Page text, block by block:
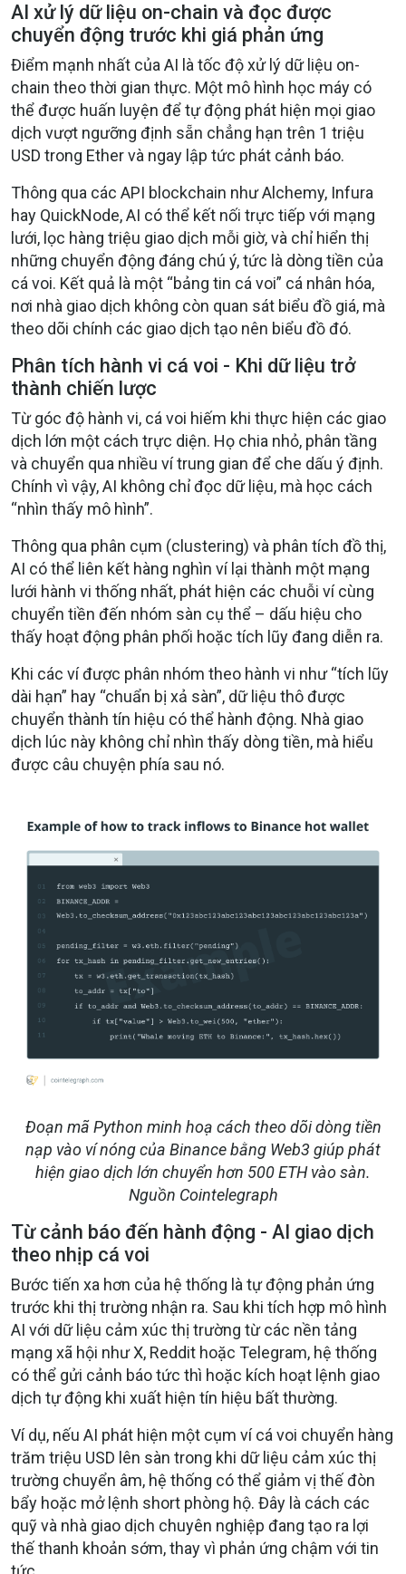
AI xử lý dữ liệu on-chain và đọc được
chuyển động trước khi giá phản ứng
Điểm mạnh nhất của AI là tốc độ xử lý dữ liệu on-
chain theo thời gian thực. Một mô hình học máy có
thể được huấn luyện để tự động phát hiện mọi giao
dịch vượt ngưỡng định sẵn chẳng hạn trên 1 triệu
USD trong Ether và ngay lập tức phát cảnh báo.
Thông qua các API blockchain như Alchemy, Infura
hay QuickNode, AI có thể kết nối trực tiếp với mạng
lưới, lọc hàng triệu giao dịch mỗi giờ, và chỉ hiển thị
những chuyển động đáng chú ý, tức là dòng tiền của
cá voi. Kết quả là một “bảng tin cá voi” cá nhân hóa,
nơi nhà giao dịch không còn quan sát biểu đồ giá, mà
theo dõi chính các giao dịch tạo nên biểu đồ đó.
Phân tích hành vi cá voi - Khi dữ liệu trở
thành chiến lược
Từ góc độ hành vi, cá voi hiếm khi thực hiện các giao
dịch lớn một cách trực diện. Họ chia nhỏ, phân tầng
và chuyển qua nhiều ví trung gian để che dấu ý định.
Chính vì vậy,AI không chỉ đọc dữ liệu, mà học cách
“nhìn thấy mô hình”.
Thông qua phân cụm (clustering) và phân tích đồ thị,
AI có thể liên kết hàng nghìn ví lại thành một mạng
lưới hành vi thống nhất, phát hiện các chuỗi ví cùng
chuyển tiền đến nhóm sàn cụ thể – dấu hiệu cho
thấy hoạt động phân phối hoặc tích lũy đang diễn ra.
Khi các ví được phân nhóm theo hành vi như “tích lũy
dài hạn” hay “chuẩn bị xả sàn”, dữ liệu thô được
chuyển thành tín hiệu có thể hành động. Nhà giao
dịch lúc này không chỉ nhìn thấy dòng tiền, mà hiểu
được câu chuyện phía sau nó.
Đoạn mã Python minh hoạ cách theo dõi dòng tiền
nạp vào ví nóng của Binance bằng Web3 giúp phát
hiện giao dịch lớn chuyển hơn 500 ETH vào sàn.
Nguồn Cointelegraph
Từ cảnh báo đến hành động - AI giao dịch
theo nhịp cá voi
Bước tiến xa hơn của hệ thống là tự động phản ứng
trước khi thị trường nhận ra. Sau khi tích hợp mô hình
AI với dữ liệu cảm xúc thị trường từ các nền tảng
mạng xã hội như X, Reddit hoặc Telegram, hệ thống
có thể gửi cảnh báo tức thì hoặc kích hoạt lệnh giao
dịch tự động khi xuất hiện tín hiệu bất thường.
Ví dụ, nếu AI phát hiện một cụm ví cá voi chuyển hàng
trăm triệu USD lên sàn trong khi dữ liệu cảm xúc thị
trường chuyển âm, hệ thống có thể giảm vị thế đòn
bẩy hoặc mở lệnh short phòng hộ. Đây là cách các
quỹ và nhà giao dịch chuyên nghiệp đang tạo ra lợi
thế thanh khoản sớm, thay vì phản ứng chậm với tin